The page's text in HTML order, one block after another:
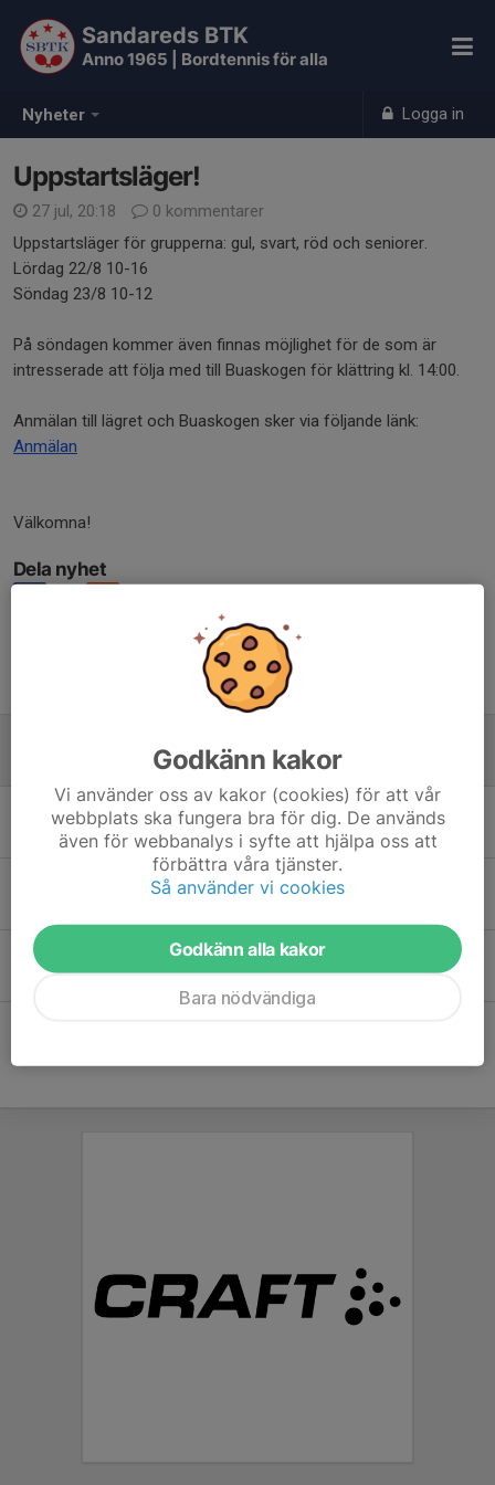
Nyheter Logga in
Sandareds BTK
Anno 1965 | Bordtennis för alla
Uppstartsläger!
27 jul, 20:18
0 kommentarer
Uppstartsläger för grupperna: gul, svart, röd och seniorer.
Lördag 22/8 10-16
Söndag 23/8 10-12
På söndagen kommer även finnas möjlighet för de som är
intresserade att följa med till Buaskogen för klättring kl. 14:00.
Anmälan till lägret och Buaskogen sker via följande länk:
Anmälan
Välkomna!
Dela nyhet
27 jul, 20:18 0
Glad Sommar!
11 jul, 21:41 0
KM + avslutning
Välkomna till årets upplaga av Sandaredspokalen!
17 mar, 08:00 0
Godkänn kakor
Vi använder oss av kakor (cookies) för att vår
webbplats ska fungera bra för dig. De används
även för webbanalys i syfte att hjälpa oss att
förbättra våra tjänster.
Så använder vi cookies
Godkänn alla kakor
Bara nödvändiga